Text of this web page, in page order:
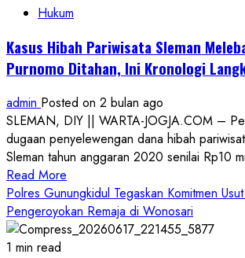
Toko:
Yogyakarta
Terima
Dugaan
Tindak
Pidana
Hukum
Kasus Hibah Pariwisata Sleman
Purnomo Ditahan, Ini Kronologi
admin Posted on 2 bulan ago
SLEMAN, DIY || WARTA-JOGJA.COM –
dugaan penyelewengan dana hibah
Sleman tahun anggaran 2020 senilai Rp10
Read More
more
about
Kasus
Polres Gunungkidul Tegaskan Komitmen
Pengeroyokan Remaja di Wonosari
1 min read